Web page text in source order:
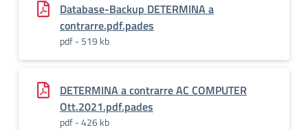
Database-Backup DETERMINA a
contrarre.pdf.pades
pdf - 519 kb
DETERMINA a contrarre AC COMPUTER
Ott.2021.pdf.pades
pdf - 426 kb